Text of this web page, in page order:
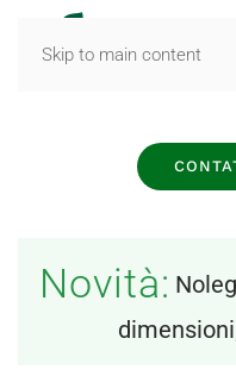
Skip to main content
Novità:
dimensioni